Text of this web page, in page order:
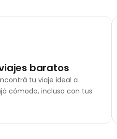
baratos
tu viaje ideal a
cómodo, incluso con tus